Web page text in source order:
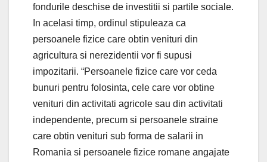
fondurile deschise de investitii si partile sociale.
In acelasi timp, ordinul stipuleaza ca
persoanele fizice care obtin venituri din
agricultura si nerezidentii vor fi supusi
impozitarii. “Persoanele fizice care vor ceda
bunuri pentru folosinta, cele care vor obtine
venituri din activitati agricole sau din activitati
independente, precum si persoanele straine
care obtin venituri sub forma de salarii in
Romania si persoanele fizice romane angajate